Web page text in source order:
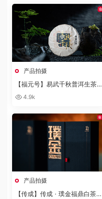
产品拍摄
【福元号】易武千秋普洱生茶茶
饼礼盒
4.9k
产品拍摄
【传成】传成 · 璞金福鼎白茶2